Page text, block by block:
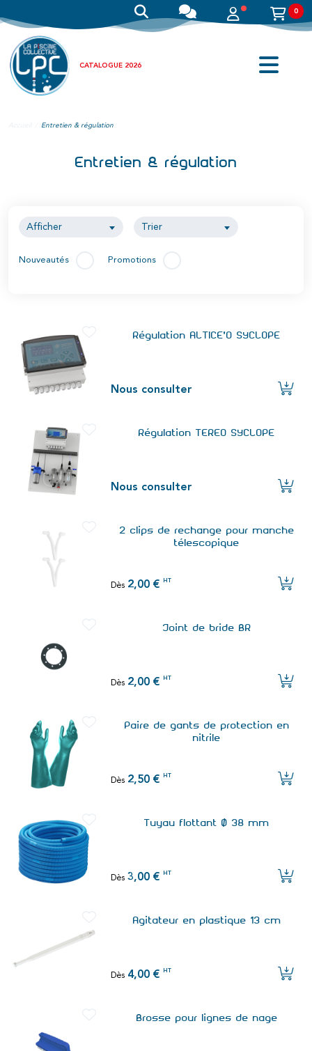
0
CATALOGUE 2026
Entretien & régulation
Entretien & régulation
Afficher Trier
Nouveautés Promotions
Régulation ALTICE'O SYCLOPE
Nous consulter
Régulation TEREO SYCLOPE
Nous consulter
2 clips de rechange pour manche
télescopique
Dès 2,00 € HT
Joint de bride BR
Dès 2,00 € HT
Paire de gants de protection en
nitrile
Dès 2,50 € HT
Tuyau flottant Ø 38 mm
Dès 3,00 € HT
Agitateur en plastique 13 cm
Dès 4,00 € HT
Brosse pour lignes de nage